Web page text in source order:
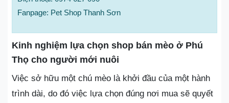
Fanpage: Pet Shop Thanh Sơn
Kinh nghiệm lựa chọn shop bán mèo ở Phú
Thọ cho người mới nuôi
Việc sở hữu một chú mèo là khởi đầu của một hành
trình dài, do đó việc lựa chọn đúng nơi mua sẽ quyết